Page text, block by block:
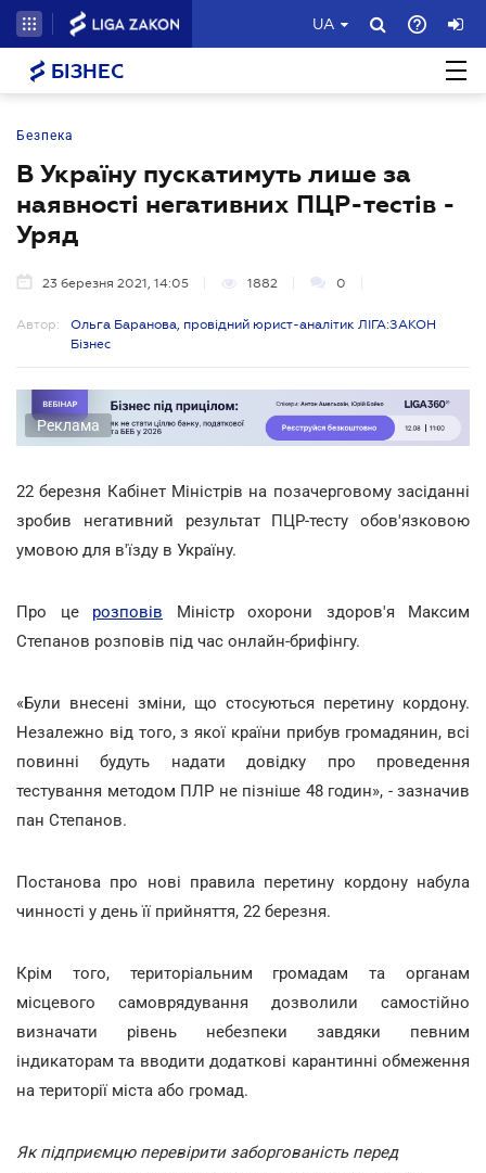
UA
БІЗНЕС
Безпека
В Україну пускатимуть лише за
наявності негативних ПЦР-тестів -
Уряд
23 березня 2021, 14:05 1882 0
Автор:
Ольга Баранова, провідний юрист-аналітик ЛІГА:ЗАКОН
Бізнес
Реклама
22 березня Кабінет Міністрів на позачерговому засіданні
зробив негативний результат ПЦР-тесту обов'язковою
умовою для в'їзду в Україну.
Про це розповів Міністр охорони здоров'я Максим
Степанов розповів під час онлайн-брифінгу.
«Були внесені зміни, що стосуються перетину кордону.
Незалежно від того, з якої країни прибув громадянин, всі
повинні будуть надати довідку про проведення
тестування методом ПЛР не пізніше 48 годин», - зазначив
пан Степанов.
Постанова про нові правила перетину кордону набула
чинності у день її прийняття, 22 березня.
Крім того, територіальним громадам та органам
місцевого самоврядування дозволили самостійно
визначати рівень небезпеки завдяки певним
індикаторам та вводити додаткові карантинні обмеження
на території міста або громад.
Як підприємцю перевірити заборгованість перед